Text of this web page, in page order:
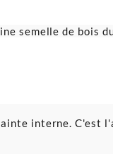
semelle de bois
interne. C'est